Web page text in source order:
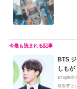
BTS
しも
BTS(防弾
製造機"と